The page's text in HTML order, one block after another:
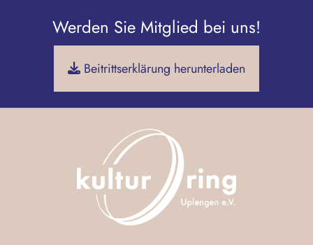
Werden Sie Mitglied bei uns!
Beitrittserklärung herunterladen